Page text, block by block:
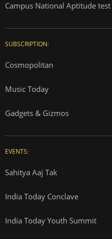
Campus National Aptitude test
SUBSCRIPTION:
Cosmopolitan
Music Today
Gadgets & Gizmos
EVENTS:
Sahitya Aaj Tak
India Today Conclave
India Today Youth Summit